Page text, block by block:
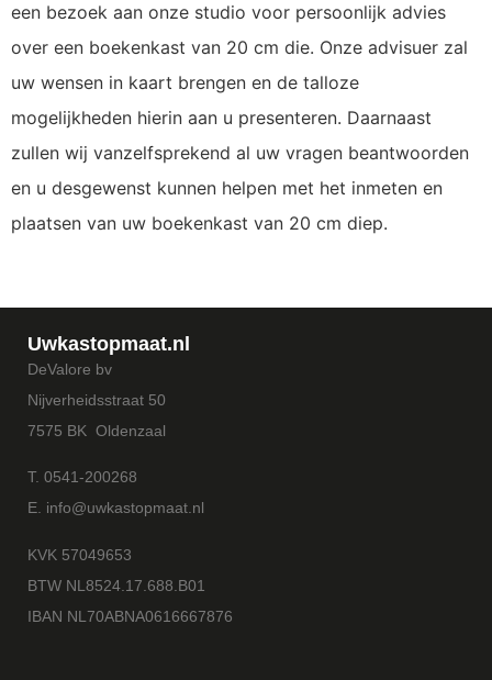
een bezoek aan onze studio voor persoonlijk advies
over een boekenkast van 20 cm die. Onze advisuer zal
uw wensen in kaart brengen en de talloze
mogelijkheden hierin aan u presenteren. Daarnaast
zullen wij vanzelfsprekend al uw vragen beantwoorden
en u desgewenst kunnen helpen met het inmeten en
plaatsen van uw boekenkast van 20 cm diep.
Uwkastopmaat.nl
DeValore bv
Nijverheidsstraat 50
7575 BK Oldenzaal
T. 0541-200268
E. info@uwkastopmaat.nl
KVK 57049653
BTW NL8524.17.688.B01
IBAN NL70ABNA0616667876